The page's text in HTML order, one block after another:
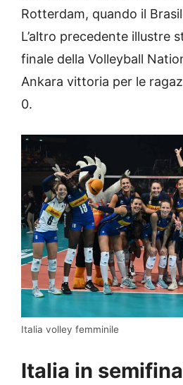
Rotterdam, quando il
L’altro precedente illustre
finale della Volleyball
Ankara vittoria per le
0.
Italia volley femminile
Italia in